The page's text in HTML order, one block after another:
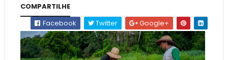
COMPARTILHE
Facebook
Twitter Google+